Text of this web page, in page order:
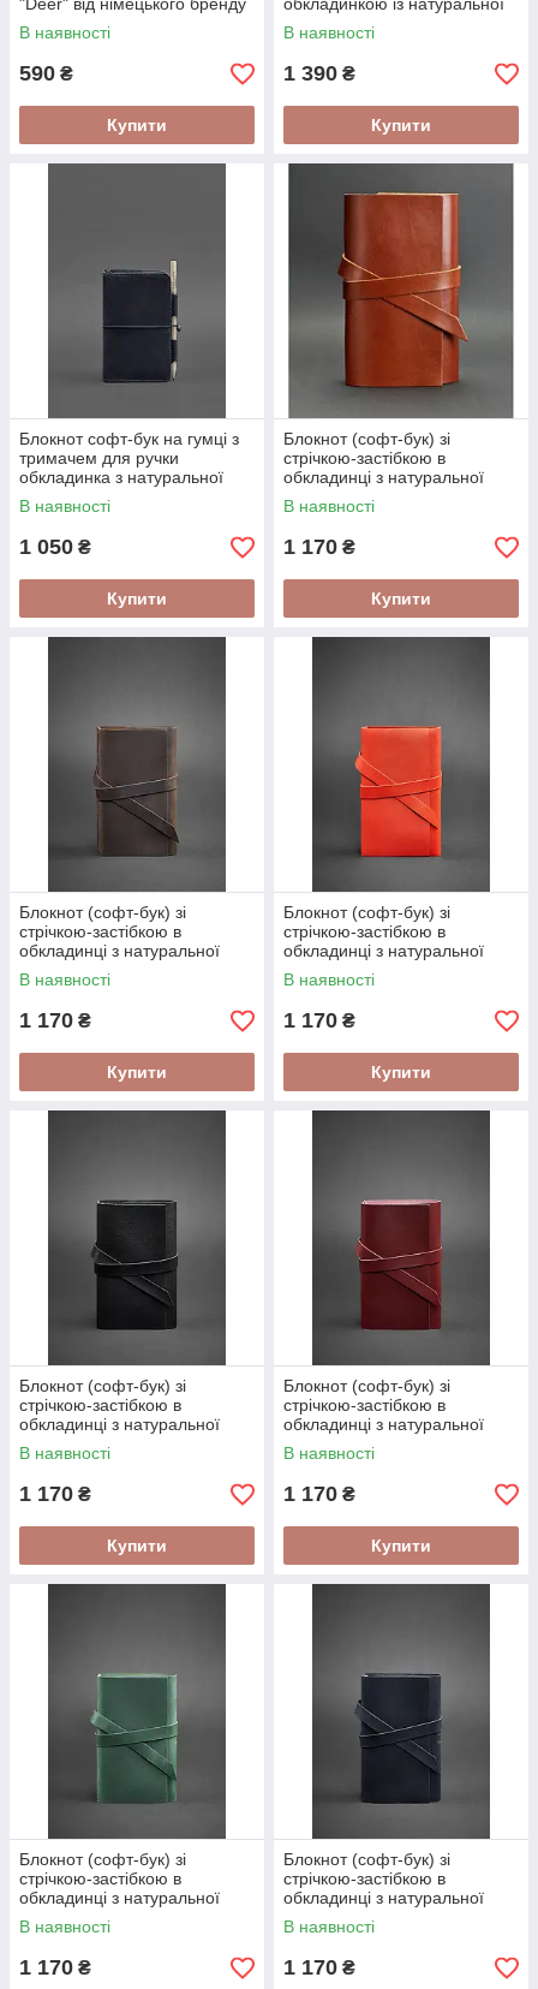
Troika
В наявності
590 ₴
Купити
шкіри закривається на кнопку
В наявності
1 390 ₴
Купити
Блокнот софт-бук на гумці з
тримачем для ручки
обкладинка з натуральної
шкіри Crazy Horse
В наявності
1 050 ₴
Купити
Блокнот (софт-бук) зі
стрічкою-застібкою в
обкладинці з натуральної
шкіри
В наявності
1 170 ₴
Купити
Блокнот (софт-бук) зі
стрічкою-застібкою в
обкладинці з натуральної
шкіри Темно-коричневий
В наявності
1 170 ₴
Купити
Блокнот (софт-бук) зі
стрічкою-застібкою в
обкладинці з натуральної
шкіри Кораловий
В наявності
1 170 ₴
Купити
Блокнот (софт-бук) зі
стрічкою-застібкою в
обкладинці з натуральної
шкіри Чорний
В наявності
1 170 ₴
Купити
Блокнот (софт-бук) зі
стрічкою-застібкою в
обкладинці з натуральної
шкіри Бордовий
В наявності
1 170 ₴
Купити
Блокнот (софт-бук) зі
стрічкою-застібкою в
обкладинці з натуральної
шкіри Зелений
В наявності
1 170 ₴
Блокнот (софт-бук) зі
стрічкою-застібкою в
обкладинці з натуральної
шкіри Синій
В наявності
1 170 ₴